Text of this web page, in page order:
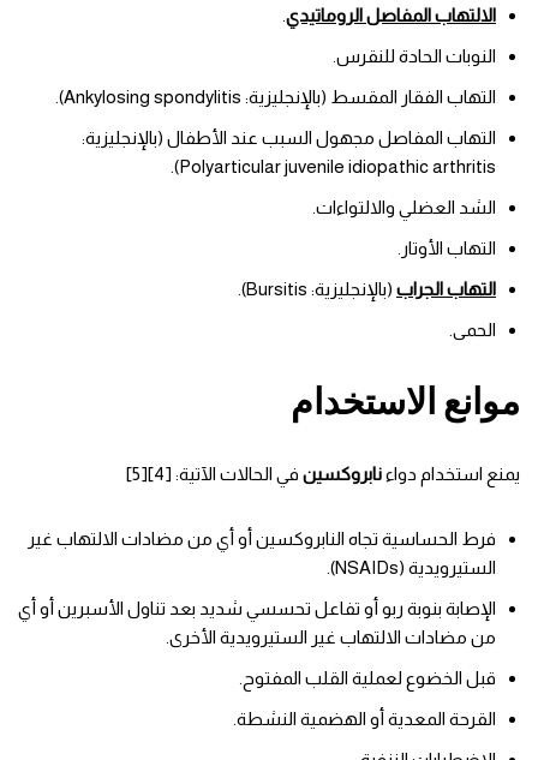
الالتهاب المفاصل الروماتيدي
النوبات الحادة للنقرس.
التهاب الفقار المقسط (بالإنجليزية: Ankylosing spondylitis).
التهاب المفاصل مجهول السبب عند الأطفال (بالإنجليزية:
Polyarticular juvenile idiopathic arthritis).
الشد العضلي والالتواءات.
التهاب الأوتار.
التهاب الجراب (بالإنجليزية: Bursitis).
الحمى.
موانع الاستخدام
يمنع استخدام دواءنابروكسين في الحالات الآتية: [4][5]
فرط الحساسية تجاه النابروكسين أو أي من مضادات الالتهاب غير
الستيرويدية (NSAIDs).
الإصابة بنوبة ربو أو تفاعل تحسسي شديد بعد تناول الأسبرين أو أي
من مضادات الالتهاب غير الستيرويدية الأخرى.
قبل الخضوع لعملية القلب المفتوح.
القرحة المعدية أو الهضمية النشطة.